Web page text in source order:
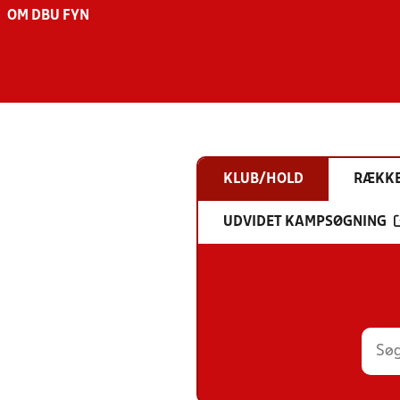
OM DBU FYN
KLUB/HOLD
UDVIDET KAMPSØGNING